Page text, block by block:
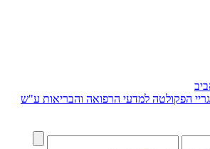
הפקולטה למדעי הרפואה והבריאות ע"ש